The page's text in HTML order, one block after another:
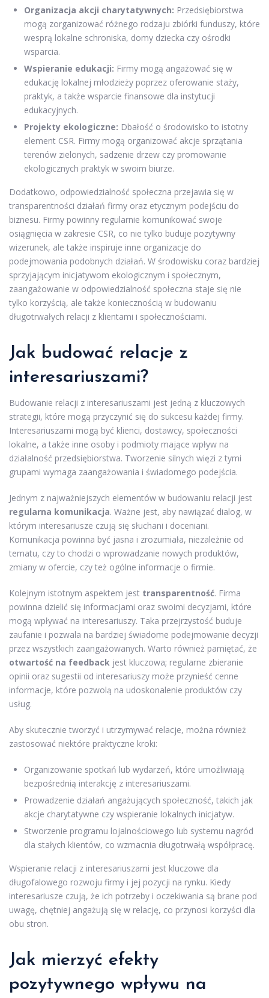
Organizacja akcji charytatywnych: Przedsiębiorstwa
mogą zorganizować różnego rodzaju zbiórki funduszy, które
wesprą lokalne schroniska, domy dziecka czy ośrodki
wsparcia.
Wspieranie edukacji: Firmy mogą angażować się w
edukację lokalnej młodzieży poprzez oferowanie staży,
praktyk, a także wsparcie finansowe dla instytucji
edukacyjnych.
Projekty ekologiczne: Dbałość o środowisko to istotny
element CSR. Firmy mogą organizować akcje sprzątania
terenów zielonych, sadzenie drzew czy promowanie
ekologicznych praktyk w swoim biurze.
Dodatkowo, odpowiedzialność społeczna przejawia się w
transparentności działań firmy oraz etycznym podejściu do
biznesu. Firmy powinny regularnie komunikować swoje
osiągnięcia w zakresie CSR, co nie tylko buduje pozytywny
wizerunek, ale także inspiruje inne organizacje do
podejmowania podobnych działań. W środowisku coraz bardziej
sprzyjającym inicjatywom ekologicznym i społecznym,
zaangażowanie w odpowiedzialność społeczna staje się nie
tylko korzyścią, ale także koniecznością w budowaniu
długotrwałych relacji z klientami i społecznościami.
Jak budować relacje z
interesariuszami?
Budowanie relacji z interesariuszami jest jedną z kluczowych
strategii, które mogą przyczynić się do sukcesu każdej firmy.
Interesariuszami mogą być klienci, dostawcy, społeczności
lokalne, a także inne osoby i podmioty mające wpływ na
działalność przedsiębiorstwa. Tworzenie silnych więzi z tymi
grupami wymaga zaangażowania i świadomego podejścia.
Jednym z najważniejszych elementów w budowaniu relacji jest
regularna komunikacja. Ważne jest, aby nawiązać dialog, w
którym interesariusze czują się słuchani i doceniani.
Komunikacja powinna być jasna i zrozumiała, niezależnie od
tematu, czy to chodzi o wprowadzanie nowych produktów,
zmiany w ofercie, czy też ogólne informacje o firmie.
Kolejnym istotnym aspektem jest transparentność. Firma
powinna dzielić się informacjami oraz swoimi decyzjami, które
mogą wpływać na interesariuszy. Taka przejrzystość buduje
zaufanie i pozwala na bardziej świadome podejmowanie decyzji
przez wszystkich zaangażowanych. Warto również pamiętać, że
otwartość na feedback jest kluczowa; regularne zbieranie
opinii oraz sugestii od interesariuszy może przynieść cenne
informacje, które pozwolą na udoskonalenie produktów czy
usług.
Aby skutecznie tworzyć i utrzymywać relacje, można również
zastosować niektóre praktyczne kroki:
Organizowanie spotkań lub wydarzeń, które umożliwiają
bezpośrednią interakcję z interesariuszami.
Prowadzenie działań angażujących społeczność, takich jak
akcje charytatywne czy wspieranie lokalnych inicjatyw.
Stworzenie programu lojalnościowego lub systemu nagród
dla stałych klientów, co wzmacnia długotrwałą współpracę.
Wspieranie relacji z interesariuszami jest kluczowe dla
długofalowego rozwoju firmy i jej pozycji na rynku. Kiedy
interesariusze czują, że ich potrzeby i oczekiwania są brane pod
uwagę, chętniej angażują się w relację, co przynosi korzyści dla
obu stron.
Jak mierzyć efekty
pozytywnego wpływu na